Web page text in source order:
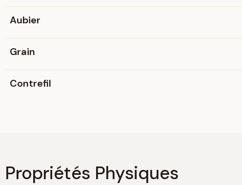
Aubier
Grain
Contrefil
Propriétés Physiques